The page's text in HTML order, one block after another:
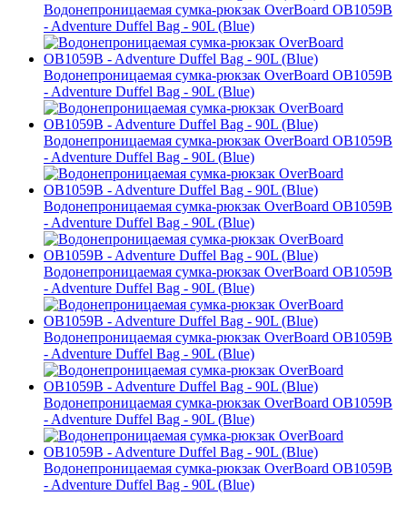
Водонепроницаемая сумка-рюкзак OverBoard OB1059B
- Adventure Duffel Bag - 90L (Blue)
Водонепроницаемая сумка-рюкзак OverBoard OB1059B
- Adventure Duffel Bag - 90L (Blue)
Водонепроницаемая сумка-рюкзак OverBoard OB1059B
- Adventure Duffel Bag - 90L (Blue)
Водонепроницаемая сумка-рюкзак OverBoard OB1059B
- Adventure Duffel Bag - 90L (Blue)
Водонепроницаемая сумка-рюкзак OverBoard OB1059B
- Adventure Duffel Bag - 90L (Blue)
Водонепроницаемая сумка-рюкзак OverBoard OB1059B
- Adventure Duffel Bag - 90L (Blue)
Водонепроницаемая сумка-рюкзак OverBoard OB1059B
- Adventure Duffel Bag - 90L (Blue)
Водонепроницаемая сумка-рюкзак OverBoard OB1059B
- Adventure Duffel Bag - 90L (Blue)